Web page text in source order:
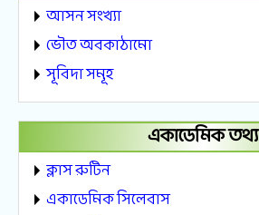
আসন সংখ্যা
ভৌত অবকাঠামো
সূবিদা সমূহ
একাডেমিক তথ্য
ক্লাস রুটিন
একাডেমিক সিলেবাস